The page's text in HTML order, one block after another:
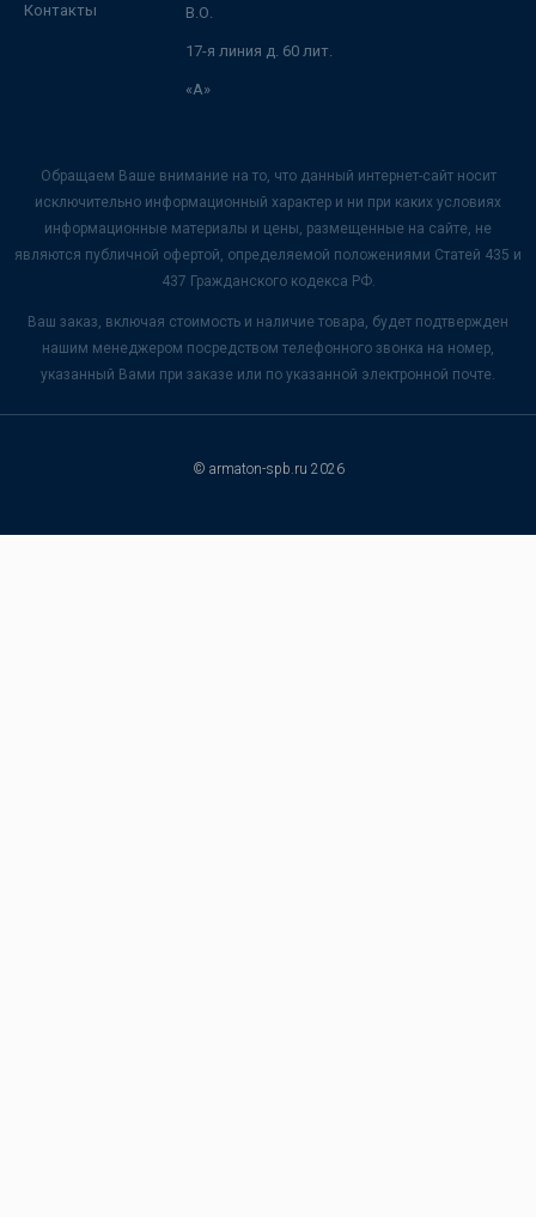
Контакты В.О.
17-я линия д. 60 лит.
«А»
Обращаем Ваше внимание на то, что данный интернет-сайт носит
исключительно информационный характер и ни при каких условиях
информационные материалы и цены, размещенные на сайте, не
являются публичной офертой, определяемой положениями Статей 435 и
437 Гражданского кодекса РФ.
Ваш заказ, включая стоимость и наличие товара, будет подтвержден
нашим менеджером посредством телефонного звонка на номер,
указанный Вами при заказе или по указанной электронной почте.
© armaton-spb.ru 2026